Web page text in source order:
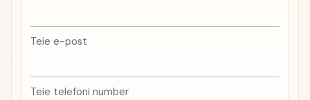
Teie e-post
Teie telefoni number